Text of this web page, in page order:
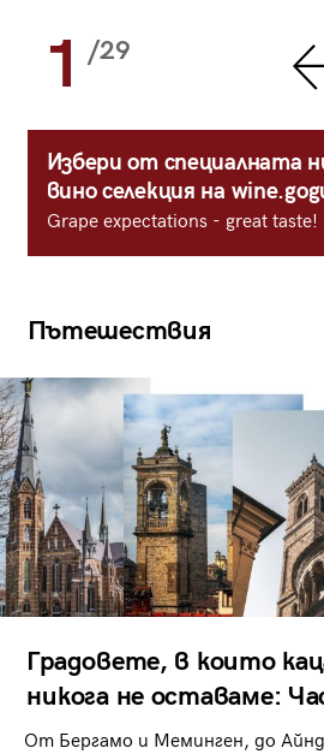
1 /29
Избери от специалната
вино селекция на
Grape expectations - great taste!
Пътешествия
Градовете, в които
никога не оставаме:
От Бергамо и Меминген, до